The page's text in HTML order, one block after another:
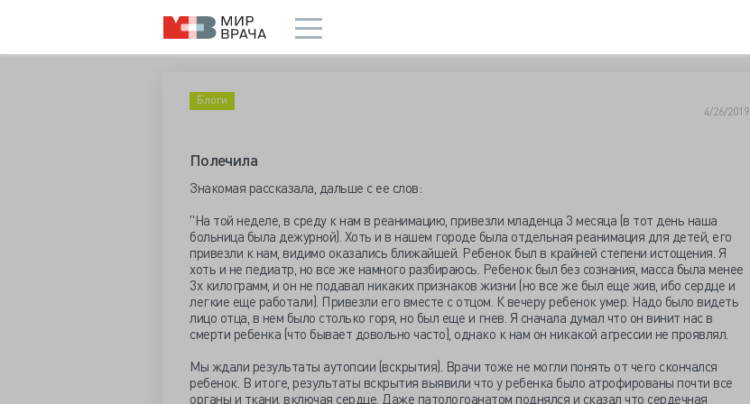
Блоги
4/26/2019
Полечила
Знакомая рассказала, дальше с ее слов:
"На той неделе, в среду к нам в реанимацию, привезли младенца 3 месяца (в тот день наша
больница была дежурной). Хоть и в нашем городе была отдельная реанимация для детей, его
привезли к нам, видимо оказались ближайшей. Ребенок был в крайней степени истощения. Я
хоть и не педиатр, но все же намного разбираюсь. Ребенок был без сознания, масса была менее
3х килограмм, и он не подавал никаких признаков жизни (но все же был еще жив, ибо сердце и
легкие еще работали). Привезли его вместе с отцом. К вечеру ребенок умер. Надо было видеть
лицо отца, в нем было столько горя, но был еще и гнев. Я сначала думал что он винит нас в
смерти ребенка (что бывает довольно часто), однако к нам он никакой агрессии не проявлял.
Мы ждали результаты аутопсии (вскрытия). Врачи тоже не могли понять от чего скончался
ребенок. В итоге, результаты вскрытия выявили что у ребенка было атрофированы почти все
органы и ткани, включая сердце. Даже патологоанатом поднялся и сказал что сердечная